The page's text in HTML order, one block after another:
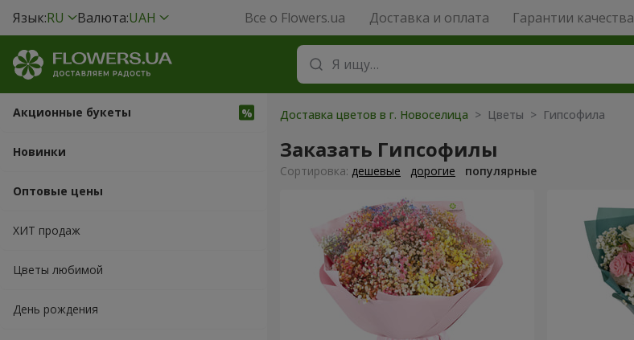
Язык:RU Валюта:UAH Все о Flowers.ua Доставка и оплата Гарантии качества
Акционные букеты
Новинки
Оптовые цены
ХИТ продаж
Цветы любимой
День рождения
Доставка цветов в г. Новоселица > Цветы > Гипсофила
Заказать Гипсофилы
Cортировка: дешевые дорогие популярные